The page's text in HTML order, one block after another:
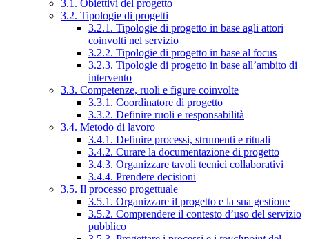
3.1. Obiettivi del progetto
3.2. Tipologie di progetti
3.2.1. Tipologie di progetto in base agli attori
coinvolti nel servizio
3.2.2. Tipologie di progetto in base al focus
3.2.3. Tipologie di progetto in base all’ambito di
intervento
3.3. Competenze, ruoli e figure coinvolte
3.3.1. Coordinatore di progetto
3.3.2. Definire ruoli e responsabilità
3.4. Metodo di lavoro
3.4.1. Definire processi, strumenti e rituali
3.4.2. Curare la documentazione di progetto
3.4.3. Organizzare tavoli tecnici collaborativi
3.4.4. Prendere decisioni
3.5. Il processo progettuale
3.5.1. Organizzare il progetto e la sua gestione
3.5.2. Comprendere il contesto d’uso del servizio
pubblico